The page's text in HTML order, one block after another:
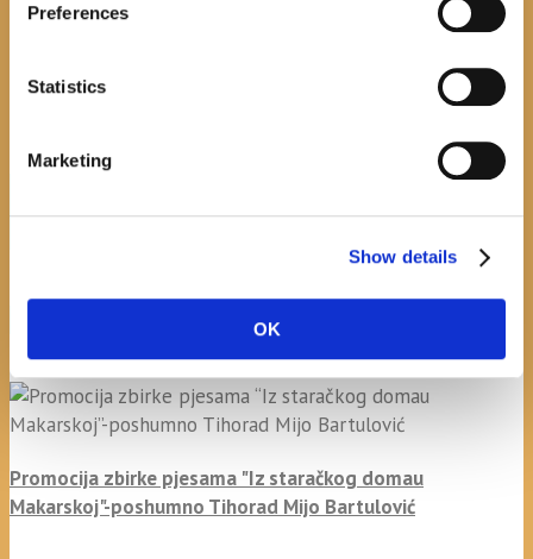
Preferences
Statistics
Marketing
Show details
OK
Promocija zbirke pjesama "Iz staračkog domau
Makarskoj"-poshumno Tihorad Mijo Bartulović